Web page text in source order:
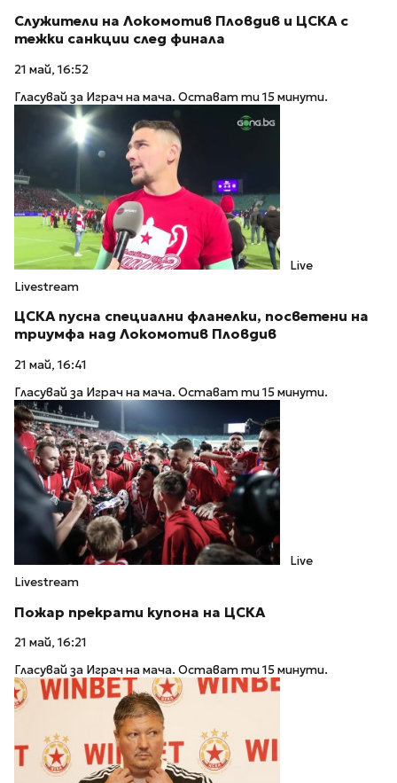
Служители на Локомотив Пловдив и ЦСКА с
тежки санкции след финала
21 май, 16:52
Гласувай за Играч на мача. Остават ти 15 минути.
Live
Livestream
ЦСКА пусна специални фланелки, посветени на
триумфа над Локомотив Пловдив
21 май, 16:41
Гласувай за Играч на мача. Остават ти 15 минути.
Live
Livestream
Пожар прекрати купона на ЦСКА
21 май, 16:21
Гласувай за Играч на мача. Остават ти 15 минути.